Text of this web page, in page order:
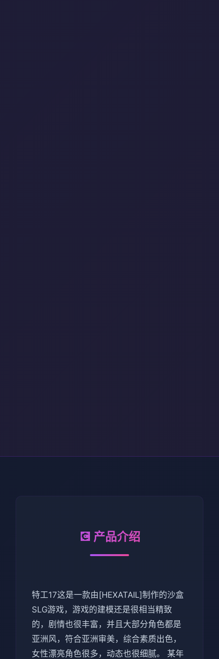
💽 产品介绍
特工17这是一款由[HEXATAIL]制作的沙盒
SLG游戏，游戏的建模还是很相当精致
的，剧情也很丰富，并且大部分角色都是
亚洲风，符合亚洲审美，综合素质出色，
女性漂亮角色很多，动态也很细腻。 某年